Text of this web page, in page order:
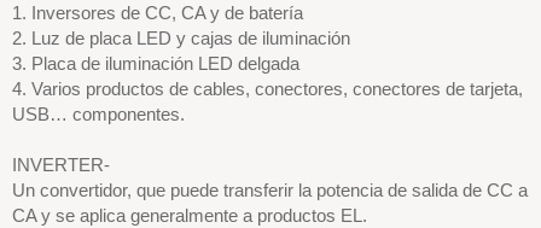
1. Inversores de CC, CA y de batería
2. Luz de placa LED y cajas de iluminación
3. Placa de iluminación LED delgada
4. Varios productos de cables, conectores, conectores de tarjeta,
USB… componentes.
INVERTER-
Un convertidor, que puede transferir la potencia de salida de CC a
CA y se aplica generalmente a productos EL.